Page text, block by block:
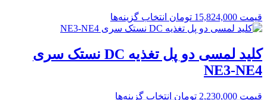
قیمت 15,824,000 تومان انتخاب گزینه‌ها
کلید لمسی دو پل تغذیه DC نستک سری
NE3-NE4
قیمت 2,230,000 تومان انتخاب گزینه‌ها